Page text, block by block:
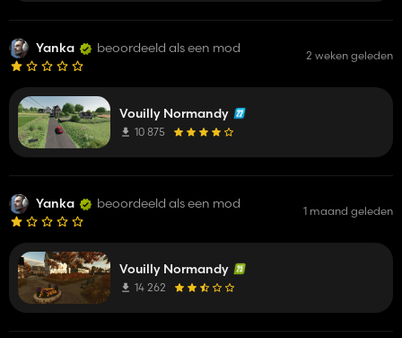
Yanka beoordeeld als een mod 2 weken geleden
Vouilly Normandy
10 875
Yanka beoordeeld als een mod 1 maand geleden
Vouilly Normandy
14 262